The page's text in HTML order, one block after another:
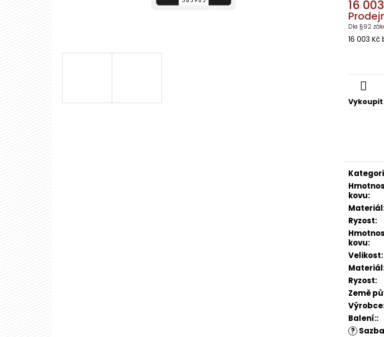
16
Dle §92
16 003 Kč
Vykoupit
kovu:
Materiál
Ryzost:
kovu:
Velikost:
Materiál
Ryzost:
Země
Výrobce
Balení::
?
INVESTIČNÍ ZLATÝ SLITEK 5 G - PAMP STŘÍBRNÁ INVESTIČNÍ MINCE 1 OZ 5 CAD
MAPLE LEAF